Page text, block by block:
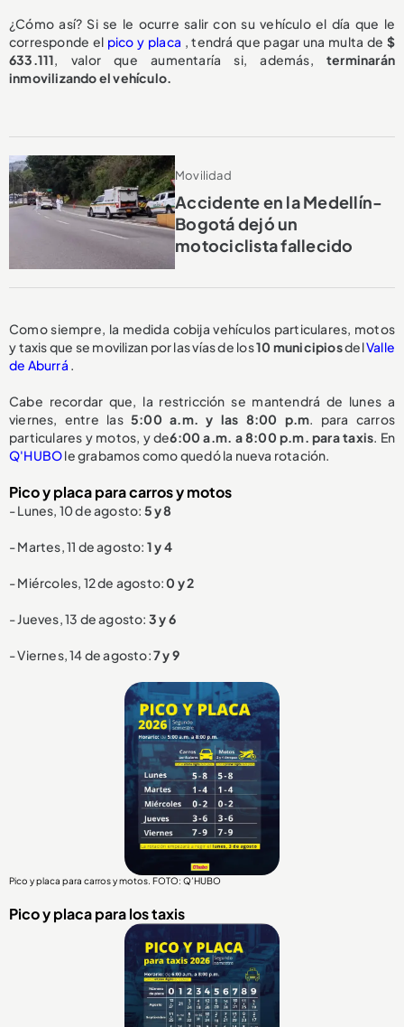
¿Cómo así? Si se le ocurre salir con su vehículo el día que le
corresponde el pico y placa , tendrá que pagar una multa de $
633.111 , valor que aumentaría si, además, terminarán
inmovilizando el vehículo.
Movilidad
Accidente en la Medellín-
Bogotá dejó un
motociclista fallecido
Como siempre, la medida cobija vehículos particulares, motos
y taxis que se movilizan por las vías de los10 municipiosdelValle
de Aburrá .
Cabe recordar que, la restricción se mantendrá de lunes a
viernes, entre las5:00 a.m. y las 8:00 p.m. para carros
particulares y motos, y de6:00 a.m. a 8:00 p.m. para taxis. En
Q'HUBOle grabamos como quedó la nueva rotación.
Pico y placa para carros y motos
- Lunes, 10 de agosto: 5 y 8
- Martes, 11 de agosto: 1 y 4
- Miércoles, 12 de agosto:0 y 2
- Jueves, 13 de agosto: 3 y 6
- Viernes, 14 de agosto:7 y 9
Pico y placa para carros y motos. FOTO: Q’HUBO
Pico y placa para los taxis